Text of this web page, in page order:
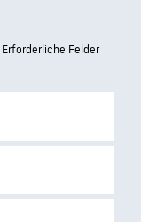
Erforderliche Felder